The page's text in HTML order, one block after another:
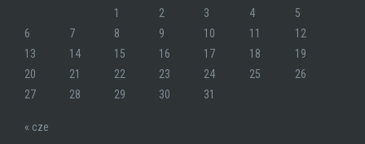
1
2 3 4
5
6
7 8 9 10 11
12
13
14 15 16 17 18
19
20
21 22 23 24 25
26
27
28 29 30 31
« cze